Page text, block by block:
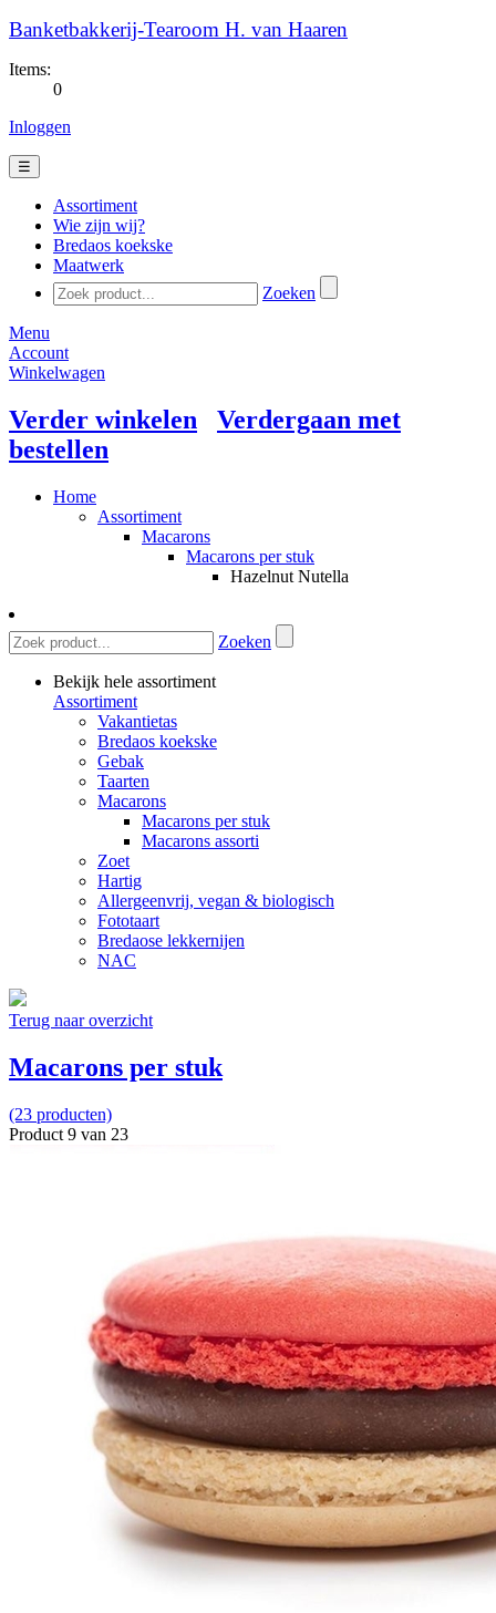
Banketbakkerij-Tearoom H. van Haaren
Items:
0
Inloggen
☰
Assortiment
Wie zijn wij?
Bredaos koekske
Maatwerk
Zoeken
Menu
Account
Winkelwagen
Verder winkelen
Verdergaan met
bestellen
Home
Assortiment
Macarons
Macarons per stuk
Hazelnut Nutella
Zoeken
Bekijk hele assortiment
Assortiment
Vakantietas
Bredaos koekske
Gebak
Taarten
Macarons
Macarons per stuk
Macarons assorti
Zoet
Hartig
Allergeenvrij, vegan & biologisch
Fototaart
Bredaose lekkernijen
NAC
Terug naar overzicht
Macarons per stuk
(23 producten)
Product 9 van 23